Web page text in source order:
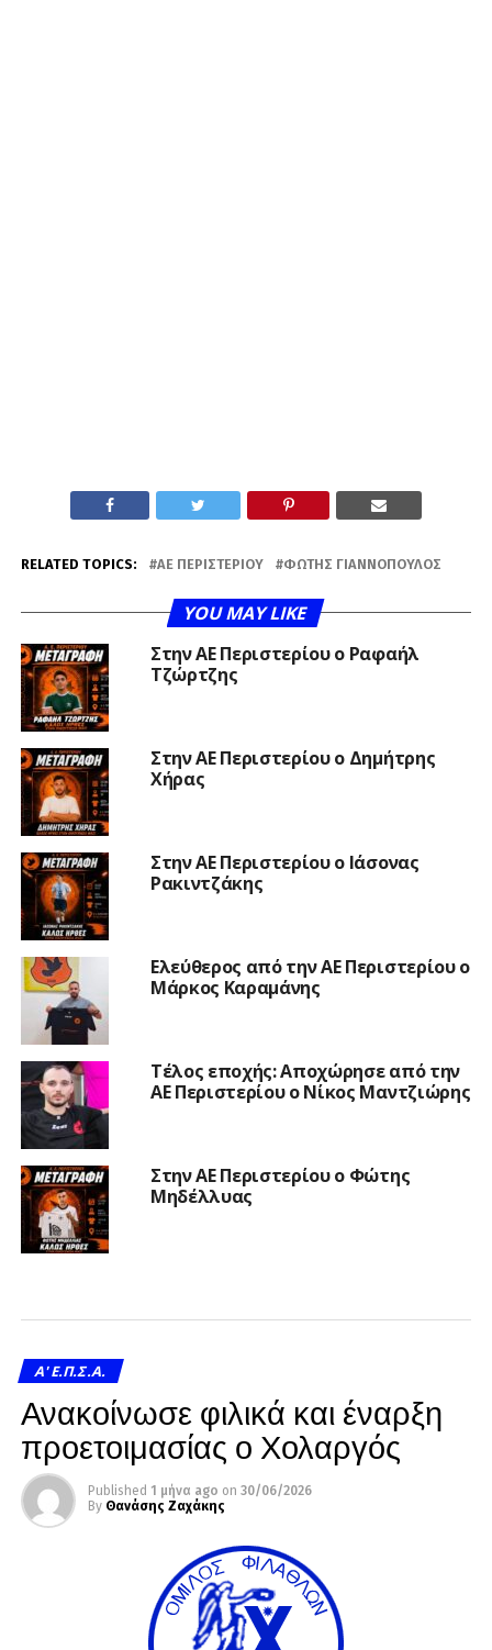
RELATED TOPICS: ΑΕ ΠΕΡΙΣΤΕΡΊΟΥ ΦΏΤΗΣ ΓΙΑΝΝΌΠΟΥΛΟΣ
YOU MAY LIKE
Στην ΑΕ Περιστερίου ο Ραφαήλ
Τζώρτζης
Στην ΑΕ Περιστερίου ο Δημήτρης
Χήρας
Στην ΑΕ Περιστερίου ο Ιάσονας
Ρακιντζάκης
Ελεύθερος από την ΑΕ Περιστερίου ο
Μάρκος Καραμάνης
Τέλος εποχής: Αποχώρησε από την
ΑΕ Περιστερίου ο Νίκος Μαντζιώρης
Στην ΑΕ Περιστερίου ο Φώτης
Μηδέλλυας
A' Ε.Π.Σ.Α.
Ανακοίνωσε φιλικά και έναρξη
προετοιμασίας ο Χολαργός
Published 1 μήνα ago on 30/06/2026
By Θανάσης Ζαχάκης